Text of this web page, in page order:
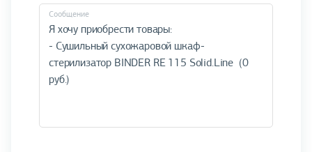
Cообщение